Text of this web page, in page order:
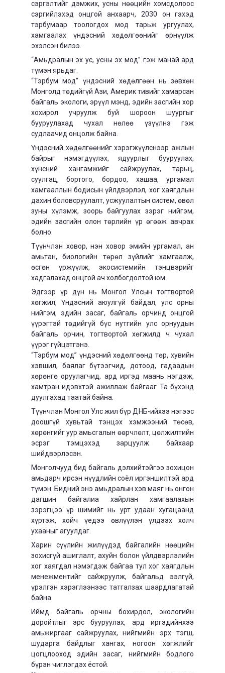
сэргэлтийг дэмжих, усны нөөцийн хомсдолоос
сэргийлэхэд онцгой анхаарч, 2030 он гэхэд
тэрбумаар тоологдох мод тарьж ургуулах,
хамгаалах үндэсний хөдөлгөөнийг өрнүүлж
эхэлсэн билээ.
“Амьдралын эх ус, усны эх мод” гэж манай ард
түмэн ярьдаг.
“Тэрбум мод“ үндэсний хөдөлгөөн нь зөвхөн
Монголд төдийгүй Ази, Америк тивийг хамарсан
байгаль экологи, эрүүл мэнд, эдийн засгийн хор
хохирол учруулж буй шороон шуургыг
бууруулахад чухал нөлөө үзүүлнэ гэж
судлаачид онцолж байна.
Үндэсний хөдөлгөөнийг хэрэгжүүлснээр ажлын
байрыг нэмэгдүүлэх, ядуурлыг бууруулах,
хүнсний хангамжийг сайжруулах, тарьц,
суулгац, бортого, бордоо, хашаа, ургамал
хамгааллын бодисын үйлдвэрлэл, хог хаягдлын
дахин боловсруулалт, усжуулалтын систем, өвөл
зуны хүлэмж, зоорь байгуулах зэрэг нийгэм,
эдийн засгийн олон төрлийн үр өгөөж авчрах
болно.
Түүнчлэн ховор, нэн ховор эмийн ургамал, ан
амьтан, биологийн төрөл зүйлийг хамгаалж,
өсгөн үржүүлж, экосистемийн тэнцвэрийг
хадгалахад онцгой ач холбогдолтой юм.
Эдгээр үр дүн нь Монгол Улсын тогтвортой
хөгжил, Үндэсний аюулгүй байдал, улс орны
нийгэм, эдийн засаг, байгаль орчинд онцгой
үүрэгтэй төдийгүй бүс нутгийн улс орнуудын
байгаль орчин, тогтвортой хөгжилд ч чухал
үүрэг гүйцэтгэнэ.
“Тэрбум мод” үндэсний хөдөлгөөнд төр, хувийн
хэвшил, баялаг бүтээгчид, дотоод, гадаадын
хөрөнгө оруулагчид, ард иргэд маань нэгдэж,
хамтран идэвхтэй ажиллаж байгааг Та бүхэнд
дуулгахад таатай байна.
Түүнчлэн Монгол Улс жил бүр ДНБ-ийхээ нэгээс
доошгүй хувьтай тэнцэх хэмжээний төсөв,
хөрөнгийг уур амьсгалын өөрчлөлт, цөлжилтийн
эсрэг тэмцэхэд зарцуулж байхаар
шийдвэрлэсэн.
Монголчууд бид байгаль дэлхийтэйгээ зохицон
амьдарч ирсэн нүүдлийн соёл иргэншилтэй ард
түмэн. Бидний энэ амьдралын хэв маяг нь онгон
дагшин байгалиа хайрлан хамгаалахын
зэрэгцээ үр шимийг нь урт удаан хугацаанд
хүртэж, хойч үедээ өвлүүлэн үлдээх холч
ухааныг агуулдаг.
Харин сүүлийн жилүүдэд байгалийн нөөцийн
зохисгүй ашиглалт, ахуйн болон үйлдвэрлэлийн
хог хаягдал нэмэгдэж байгаа тул хог хаягдлын
менежментийг сайжруулж, байгальд ээлгүй,
үрэлгэн хэрэглээнээс татгалзах шаардлагатай
байна.
Иймд байгаль орчны бохирдол, экологийн
доройтлыг эрс бууруулах, ард иргэдийнхээ
амьжиргааг сайжруулах, нийгмийн эрх тэгш,
шударга байдлыг хангах, ногоон хөгжлийг
цогцлооход эдийн засаг, нийгмийн бодлого
бүрэн чиглэгдэх ёстой.